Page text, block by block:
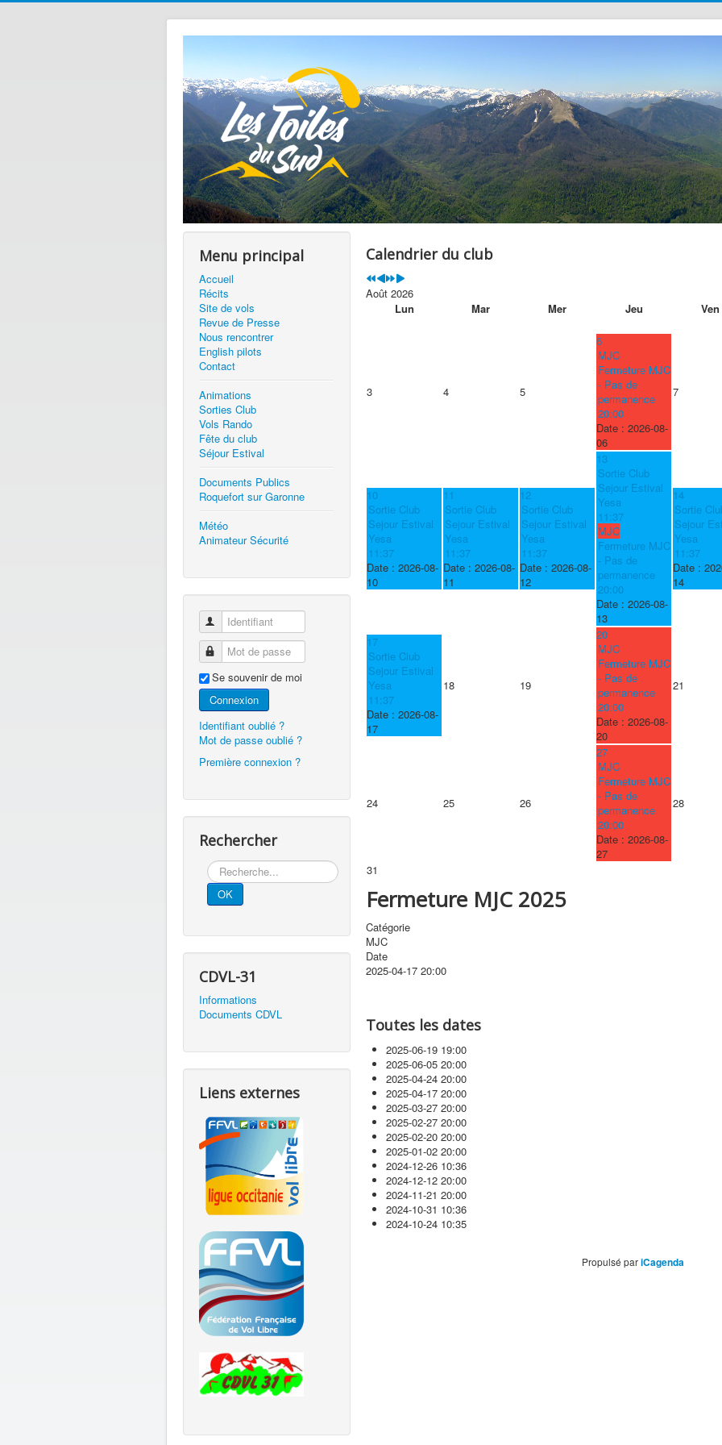
Menu principal
Accueil
Récits
Site de vols
Revue de Presse
Nous rencontrer
English pilots
Contact
Animations
Sorties Club
Vols Rando
Fête du club
Séjour Estival
Documents Publics
Roquefort sur Garonne
Météo
Animateur Sécurité
Identifiant
Mot de passe
Se souvenir de moi
Connexion
Identifiant oublié ?
Mot de passe oublié ?
Première connexion ?
Rechercher
Rechercher
OK
CDVL-31
Informations
Documents CDVL
Liens externes
Calendrier du club
Août 2026
Lun
Mar Mer Jeu Ven
3 4 5
6
MJC
Fermeture MJC
- Pas de
permanence
20:00
Date :2026-08-
06
7
10
Sortie Club
Sejour Estival
Yesa
11:37
Date :2026-08-
10
11
Sortie Club
Sejour Estival
Yesa
11:37
Date :2026-08-
11
12
Sortie Club
Sejour Estival
Yesa
11:37
Date :2026-08-
12
13
Sortie Club
Sejour Estival
Yesa
11:37
MJC
Fermeture MJC
- Pas de
permanence
20:00
Date :2026-08-
13
14
Sortie
Sejour
Yesa
11:37
Date :
14
17
Sortie Club
Sejour Estival
Yesa
11:37
Date :2026-08-
17
18 19
20
MJC
Fermeture MJC
- Pas de
permanence
20:00
Date :2026-08-
20
21
24 25 26
27
MJC
Fermeture MJC
- Pas de
permanence
20:00
Date :2026-08-
27
28
31
Fermeture MJC 2025
Catégorie
MJC
Date
2025-04-17 20:00
Toutes les dates
2025-06-19 19:00
2025-06-0520:00
2025-04-2420:00
2025-04-1720:00
2025-03-2720:00
2025-02-2720:00
2025-02-2020:00
2025-01-0220:00
2024-12-26 10:36
2024-12-1220:00
2024-11-2120:00
2024-10-31 10:36
2024-10-24 10:35
Propulsé pariCagenda